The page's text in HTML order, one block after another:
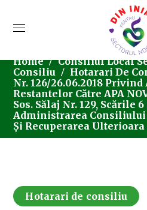
Home Consiliul Local
Consiliu
Hotarari De
Nr. 126/26.06.2018
Restantelor Către APA
Sos. Sălaj Nr. 129, Scările
Administrarea Consiliului
Și Recuperarea Ulterioara
Hotarari de consiliu